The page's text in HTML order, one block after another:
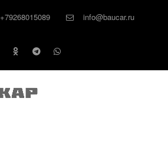
+79268015089 info@baucar.ru